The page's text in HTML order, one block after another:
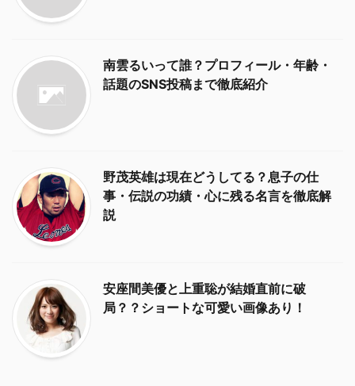
南雲るいって誰？プロフィール・年齢・
話題のSNS投稿まで徹底紹介
野茂英雄は現在どうしてる？息子の仕
事・伝説の功績・心に残る名言を徹底解
説
安座間美優と上重聡が結婚直前に破
局？？ショートな可愛い画像あり！